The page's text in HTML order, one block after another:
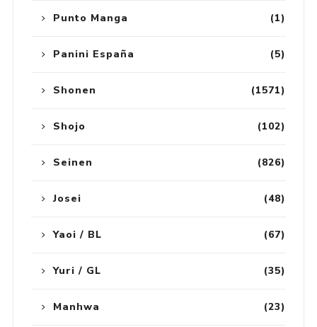
(1)
Punto Manga
(5)
Panini España
(1571)
Shonen
(102)
Shojo
(826)
Seinen
(48)
Josei
(67)
Yaoi / BL
(35)
Yuri / GL
(23)
Manhwa